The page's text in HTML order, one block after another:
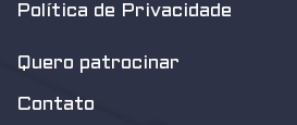
Política de Privacidade
Quero patrocinar
Contato